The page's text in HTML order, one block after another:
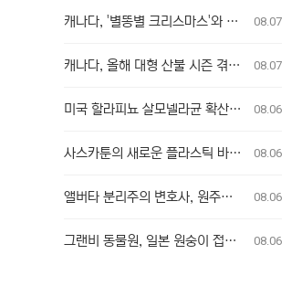
캐나다, '별똥별 크리스마스'와 함께 부분 일식도 관측 가능 08.07
캐나다, 올해 대형 산불 시즌 겪으며 기후 변화 우려 재점화 08.07
미국 할라피뇨 살모넬라균 확산, 캐나다 연관성 없어 08.06
사스카툰의 새로운 플라스틱 바위 공공 예술 설치물, 시민들의 반응 엇갈려 08.06
앨버타 분리주의 변호사, 원주민 보호구역 신탁 관리인 직위 박탈 명령에 불복 항소 08.06
그랜비 동물원, 일본 원숭이 접촉 방문객에 주의 당부 08.06